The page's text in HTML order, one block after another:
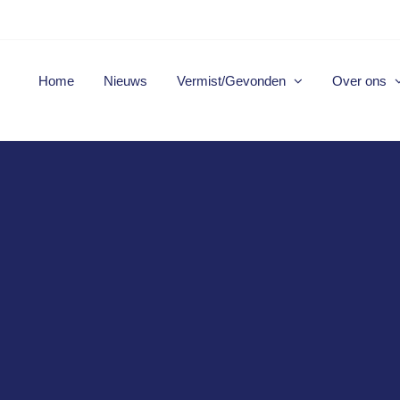
Home Nieuws Vermist/Gevonden Over ons